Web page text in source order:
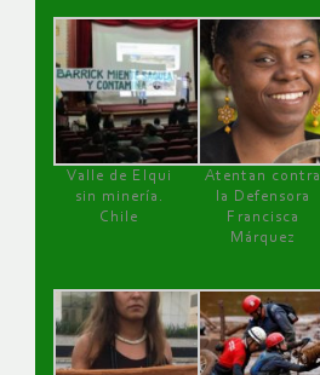
Valle de Elqui
sin minería.
Chile
Atentan contra
la Defensora
Francisca
Márquez